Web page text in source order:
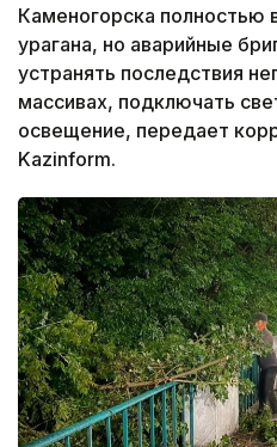
Каменогорска полностью
урагана, но аварийные
устранять последствия
массивах, подключать
освещение, передает
Kazinform.